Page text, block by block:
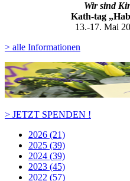
Wir sind
Kath-tag
13.-17. Mai
> alle Informationen
> JETZT SPENDEN !
2026 (21)
2025 (39)
2024 (39)
2023 (45)
2022 (57)